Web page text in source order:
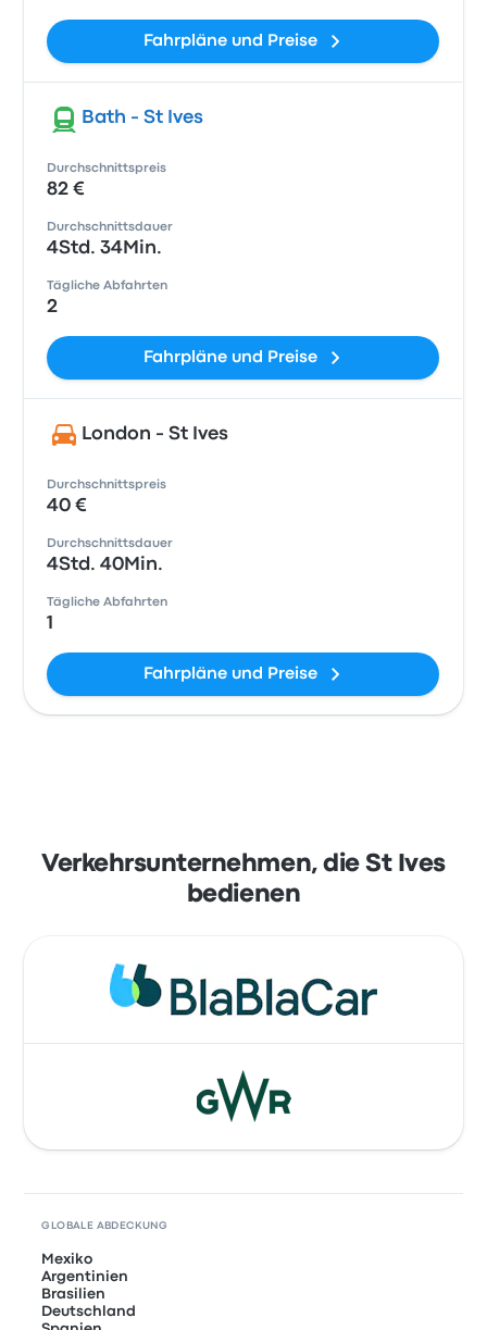
Fahrpläne und Preise
Bath - St Ives
Durchschnittspreis
82 €
Durchschnittsdauer
4Std. 34Min.
Tägliche Abfahrten
2
Fahrpläne und Preise
London - St Ives
Durchschnittspreis
40 €
Durchschnittsdauer
4Std. 40Min.
Tägliche Abfahrten
1
Fahrpläne und Preise
Verkehrsunternehmen, die St Ives
bedienen
GLOBALE ABDECKUNG
Mexiko
Argentinien
Brasilien
Deutschland